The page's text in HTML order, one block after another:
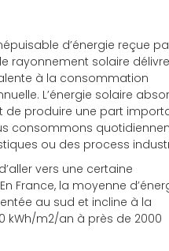
d’énergie reçue
rayonnement solaire
à la consommation
L’énergie solaire
de produire une part
consommons
ou des process
vers une certaine
France, la moyenne
au sud et incline à la
kWh/m2/an à près de 2000